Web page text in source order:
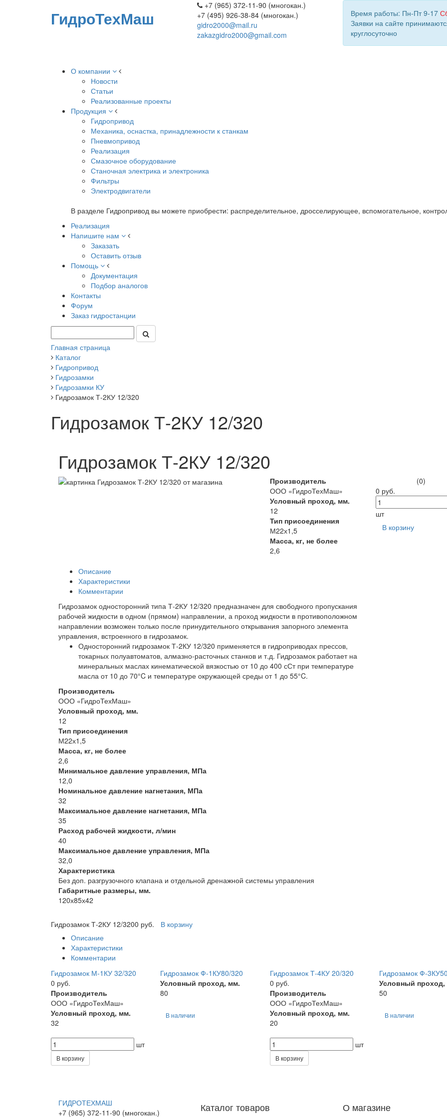
ГидроТехМаш
+7 (965) 372-11-90 (многокан.)
+7 (495) 926-38-84 (многокан.)
gidro2000@mail.ru
zakazgidro2000@gmail.com
Время работы: Пн-Пт 9-17
Заявки на сайте
круглосуточно
О компании
Новости
Статьи
Реализованные проекты
Продукция
Гидропривод
Механика, оснастка, принадлежности к станкам
Пневмопривод
Реализация
Смазочное оборудование
Станочная электрика и электроника
Фильтры
Электродвигатели
В разделе Гидропривод вы можете приобрести: распределительное, дросселирующее, вспомогательное,
Реализация
Напишите нам
Заказать
Оставить отзыв
Помощь
Документация
Подбор аналогов
Контакты
Форум
Заказ гидростанции
Главная страница
Каталог
Гидропривод
Гидрозамки
Гидрозамки КУ
Гидрозамок Т-2КУ 12/320
Гидрозамок Т-2КУ 12/320
Гидрозамок Т-2КУ 12/320
Производитель
ООО «ГидроТехМаш»
Условный проход, мм.
12
Тип присоединения
М22х1,5
Масса, кг, не более
2,6
(0)
0 руб.
шт
В корзину
Описание
Характеристики
Комментарии
Гидрозамок односторонний типа Т-2КУ 12/320 предназначен для свободного пропускания
рабочей жидкости в одном (прямом) направлении, а проход жидкости в противоположном
направлении возможен только после принудительного открывания запорного элемента
управления, встроенного в гидрозамок.
Односторонний гидрозамок Т-2КУ 12/320 применяется в гидроприводах прессов,
токарных полуавтоматов, алмазно-расточных станков и т.д. Гидрозамок работает на
минеральных маслах кинематической вязкостью от 10 до 400 сСт при температуре
масла от 10 до 70°C и температуре окружающей среды от 1 до 55°C.
Производитель
ООО «ГидроТехМаш»
Условный проход, мм.
12
Тип присоединения
М22х1,5
Масса, кг, не более
2,6
Минимальное давление управления, МПа
12,0
Номинальное давление нагнетания, МПа
32
Максимальное давление нагнетания, МПа
35
Расход рабочей жидкости, л/мин
40
Максимальное давление управления, МПа
32,0
Характеристика
Без доп. разгрузочного клапана и отдельной дренажной системы управления
Габаритные размеры, мм.
120х85х42
Гидрозамок Т-2КУ 12/3200 руб.
В корзину
Описание
Характеристики
Комментарии
Гидрозамок М-1КУ 32/320
0 руб.
Производитель
ООО «ГидроТехМаш»
Условный проход, мм.
32
шт
В корзину
Гидрозамок Ф-1КУ80/320
Условный проход, мм.
80
В наличии
Гидрозамок Т-4КУ 20/320
0 руб.
Производитель
ООО «ГидроТехМаш»
Условный проход, мм.
20
шт
В корзину
Гидрозамок Ф-
Условный
50
В наличии
О магазине
Каталог товаров
ГИДРОТЕХМАШ
+7 (965) 372-11-90 (многокан.)